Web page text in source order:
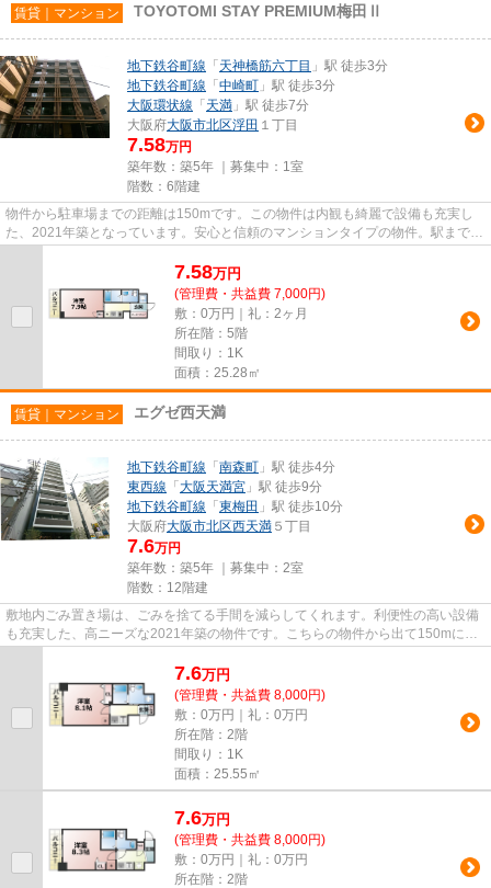
賃貸｜マンション TOYOTOMI STAY PREMIUM梅田Ⅱ
地下鉄谷町線 「 天神橋筋六丁目 」駅 徒歩3分
地下鉄谷町線 「 中崎町 」駅 徒歩3分
大阪環状線 「 天満 」駅 徒歩7分
大阪府大阪市北区浮田 １丁目
7.58万円
築年数：築5年 ｜募集中： 1室
階数：6階建
物件から駐車場までの距離は150mです。この物件は内観も綺麗で設備も充実し
た、2021年築となっています。安心と信頼のマンションタイプの物件。駅まで歩
7.58万円
(管理費・共益費 7,000円)
敷：0万円｜礼：2ヶ月
所在階：5階
間取り：1K
面積：25.28㎡
賃貸｜マンション エグゼ西天満
地下鉄谷町線 「 南森町 」駅 徒歩4分
東西線 「 大阪天満宮 」駅 徒歩9分
地下鉄谷町線 「 東梅田 」駅 徒歩10分
大阪府大阪市北区西天満 ５丁目
7.6万円
築年数：築5年 ｜募集中： 2室
階数：12階建
敷地内ごみ置き場は、ごみを捨てる手間を減らしてくれます。利便性の高い設備
も充実した、高ニーズな2021年築の物件です。こちらの物件から出て150mに駐
7.6万円
(管理費・共益費 8,000円)
敷：0万円｜礼：0万円
所在階：2階
間取り：1K
面積：25.55㎡
7.6万円
(管理費・共益費 8,000円)
敷：0万円｜礼：0万円
所在階：2階